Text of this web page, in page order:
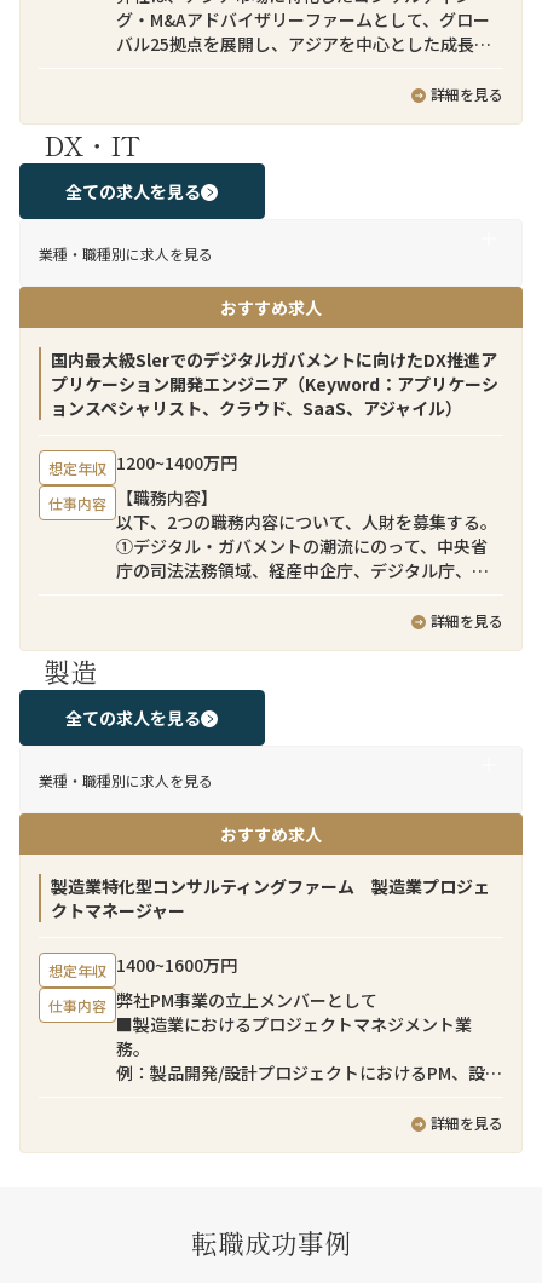
グ・M&Aアドバイザリーファームとして、グロー
バル25拠点を展開し、アジアを中心とした成長市
ます。ダイナミックなビジネス環境の中で、国境を
成長機会に富んだ職場です。
弊社のクロスボーダーM&Aチームでは日本企業側
に就くバイサイドファイナンシャルアドバイザー
ダーM&A案件を支援しています。ターゲット企業
のソーシングから、バリュエーション助言、意向
表明書の提出、法律事務所・会計事務所など外部
アドバイザーとの連携、ディールストラクチャリ
ング、契約条件の交渉、クロージングまでのM&A
プロセスを日本企業クライアントに伴走し助言す
る業務となります。
当チームには日本人のみならず、シンガポール、
台湾、インドネシア等、多国籍なメンバーが所属
しています。例えばインドネシアの案件ではイン
ドネシアチームが売り手のソーシング、売り手と
の交渉、バリュエーションモデル策定、ディール
方、本ポジションにご応募いただく方には日本企
業クライアントとのコミュニケーション（案件の
ントロール、インドネシアチームの成果物説明、
買い手意向の汲み取り等）を担当していただきま
す。クライアントとは日本語でコミュニケーショ
ンを取りつつ、チームメンバーとは英語でクライ
アントの意向を伝えつつ、チーム一体でクロスボ
ーダーM&A案件をリードしてすることを期待して
募集背景
近年、日本企業による海外事業強化は経営の優先
ームにおいても常時数十件のパイプラインが進行
しています。日本企業のクロスボーダーM&Aを支
援するためには、意思決定プロセスや期待される
コミュニケーションスタイルなど、日本企業特有
のビジネス慣習への深い理解が不可欠です。弊社
では日本企業へのM&Aアドバイザリーあるいは買
をリードできるディレクター・マネジャーレベル
の人材を新たに迎え入れ、日本企業支援体制の強
業務の魅力
■ M&A案件全体をリードできる実務経験
詳細を見る
DX・IT
全ての求人を見る
業種・職種別に求人を見る
おすすめ求人
国内最大級Slerでのデジタルガバメントに向けたDX推進ア
プリケーション開発エンジニア（Keyword：アプリケーシ
ョンスペシャリスト、クラウド、SaaS、アジャイル）
想定年収 1200~1400万円
仕事内容
【職務内容】
以下、2つの職務内容について、人財を募集する。
①デジタル・ガバメントの潮流にのって、中央省
庁の司法法務領域、経産中企庁、デジタル庁、入
アプリケーション開発技術者として、お客様のニ
（AWS、Azure、OCI、GCPなど）上で、実施す
る。
②政府情報システムのクラウド活用を推進するた
サービス上に、社会基盤を支える新たな省庁横断
のデジタルサービス（SaaS)をアプリケーション開
発技術者として、アジャイル開発等を駆使して、ア
ジリティ高く開発・提供する。
新サービス例：行政機関への手数料等の国庫金
納付をキャッシュレスで決済できるサービス
くみ」や「価値」を創造し、より豊かで調和のと
・アプリケーションスペシャリストとして、ビジ
ネス構想・検討段階から関わり、様々なシステ
ム・サービスを組み合わせることで、デジタル・
ガバメントの実現、社会基盤となるデジタルサー
・社内の技術専門チーム、APアーキテクトメン
バ、システム基盤技術者等と協業することにより
学び、スキルを向上させることができる
詳細を見る
製造
全ての求人を見る
業種・職種別に求人を見る
おすすめ求人
製造業特化型コンサルティングファーム 製造業プロジェ
クトマネージャー
想定年収 1400~1600万円
仕事内容 弊社PM事業の立上メンバーとして
■製造業におけるプロジェクトマネジメント業
務。
例：製品開発/設計プロジェクトにおけるPM、設備
詳細を見る
転職成功事例